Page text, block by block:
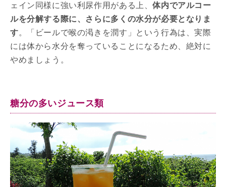
ェイン同様に強い利尿作用がある上、体内でアルコー
ルを分解する際に、さらに多くの水分が必要となりま
す。「ビールで喉の渇きを潤す」という行為は、実際
には体から水分を奪っていることになるため、絶対に
やめましょう。
糖分の多いジュース類